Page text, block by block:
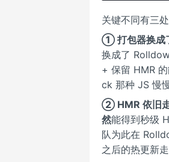
关键不同有三处
① 打包器换成
换成了
+ 保留 HMR
ck 那种 JS 慢
② HMR 依旧
然能得到秒级
队为此在
之后的热更新